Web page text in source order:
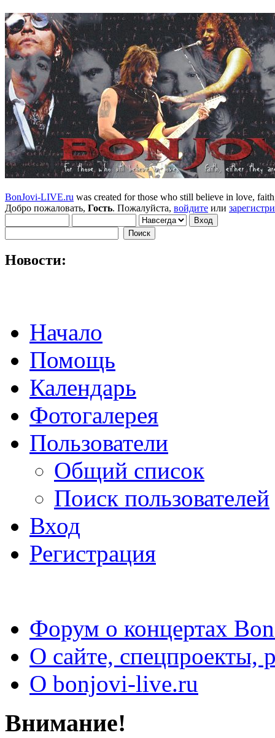
BonJovi-LIVE.ru was created for those who still believe in love,
Добро пожаловать, Гость. Пожалуйста, войдите или
Новости:
Начало
Помощь
Календарь
Фотогалерея
Пользователи
Общий список
Поиск пользователей
Вход
Регистрация
Форум о концертах
О сайте, спецпроекты,
О bonjovi-live.ru
Внимание!